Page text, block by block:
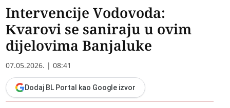
Intervencije Vodovoda:
Kvarovi se saniraju u ovim
dijelovima Banjaluke
07.05.2026. | 08:41
Dodaj BL Portal kao Google izvor